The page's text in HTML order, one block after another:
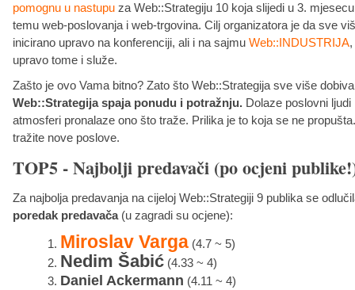
pomognu u nastupuza Web::Strategiju 10 koja slijedi u 3.
temu web-poslovanja i web-trgovina. Cilj organizatora je da sve
inicirano upravo na konferenciji, ali i na sajmu Web::INDUSTRIJA,
upravo tome i služe.
Zašto je ovo Vama bitno? Zato što Web::Strategija sve više
Web::Strategija spaja ponudu i potražnju.Dolaze poslovni ljudi
atmosferi pronalaze ono što traže. Prilika je to koja se ne
tražite nove poslove.
TOP5 - Najbolji predavači (po ocjeni
Za najbolja predavanja na cijeloj Web::Strategiji 9 publika se
poredak predavača(u zagradi su ocjene):
Miroslav Varga(4.7 ~ 5)
Nedim Šabić(4.33 ~ 4)
Daniel Ackermann (4.11 ~ 4)